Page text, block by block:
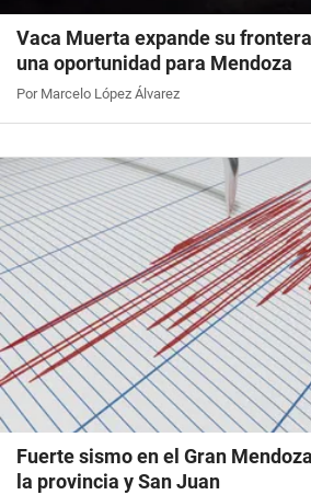
Vaca Muerta expande su
una oportunidad para Mendoza
Por Marcelo López Álvarez
Fuerte sismo en el Gran
la provincia y San Juan